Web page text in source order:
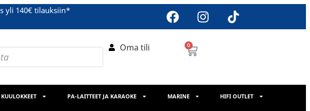
yli 140€ tilauksiin*
Oma tili 0
KUULOKKEET PA-LAITTEET JA KARAOKE MARINE HIFI OUTLET